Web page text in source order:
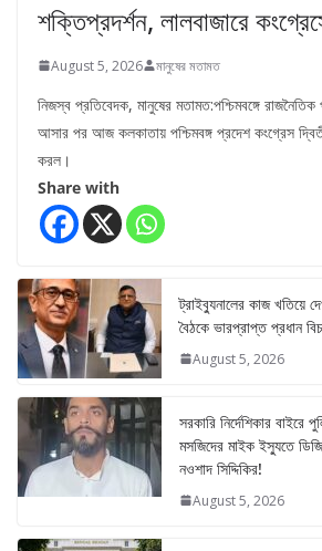
শক্তিপ্রদর্শন, লালবাজারে
August 5, 2026 মানুষের মতামত
নিজস্ব প্রতিবেদক, মানুষের মতামত:পশ্চিমবঙ্গে রাজনৈতিক
আসার পর আজ কলকাতায় পশ্চিমবঙ্গ প্রদেশ কংগ্রেস
করল।
Share with
ট্রাইব্যুনালের কাজ খতিয়ে
বৈঠকে ভারপ্রাপ্ত প্রধান
August 5, 2026
সরকারি নির্দেশিকার বাইরে
মসজিদের মাইক ইস্যুতে
নওশাদ সিদ্দিকির!
August 5, 2026